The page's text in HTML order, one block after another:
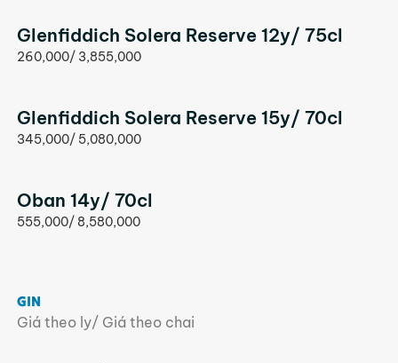
Glenfiddich Solera Reserve 12y/ 75cl
260,000/ 3,855,000
Glenfiddich Solera Reserve 15y/ 70cl
345,000/ 5,080,000
Oban 14y/ 70cl
555,000/ 8,580,000
GIN
Giá theo ly/ Giá theo chai